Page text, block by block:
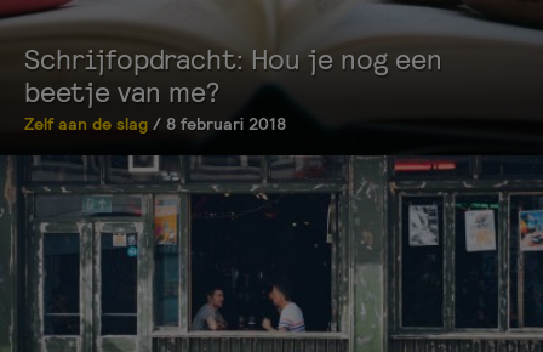
Schrijfopdracht: Hou je nog een
beetje van me?
Zelf aan de slag / 8 februari 2018